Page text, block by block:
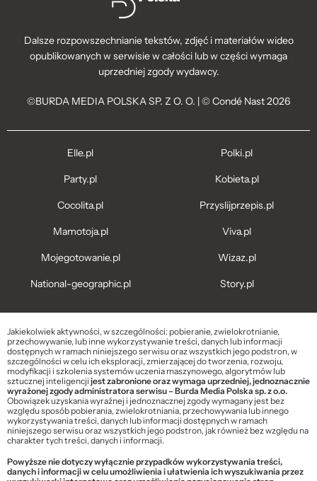
Dalsze rozpowszechnianie tekstów, zdjęć i materiałów wideo
opublikowanych w serwisie w całości lub w części wymaga
uprzedniej zgody wydawcy.
©BURDA MEDIA POLSKA SP. Z O. O. | © Condé Nast 2026
Elle.pl
Party.pl
Cocolita.pl
Mamotoja.pl
Mojegotowanie.pl
National-geographic.pl
Polki.pl
Kobieta.pl
Przyslijprzepis.pl
Viva.pl
Wizaz.pl
Story.pl
Jakiekolwiek aktywności, w szczególności: pobieranie, zwielokrotnianie,
przechowywanie, lub inne wykorzystywanie treści, danych lub informacji
dostępnych w ramach niniejszego serwisu oraz wszystkich jego podstron, w
szczególności w celu ich eksploracji, zmierzającej do tworzenia, rozwoju,
modyfikacji i szkolenia systemów uczenia maszynowego, algorytmów lub
sztucznej inteligencjijest zabronione oraz wymaga uprzedniej, jednoznacznie
wyrażonej zgody administratora serwisu – Burda Media Polska sp. z o.o.
Obowiązek uzyskania wyraźnej i jednoznacznej zgody wymagany jest bez
względu sposób pobierania, zwielokrotniania, przechowywania lub innego
wykorzystywania treści, danych lub informacji dostępnych w ramach
niniejszego serwisu oraz wszystkich jego podstron, jak również bez względu na
charakter tych treści, danych i informacji.
Powyższe nie dotyczy wyłącznie przypadków wykorzystywania treści,
danych i informacji w celu umożliwienia i ułatwienia ich wyszukiwania przez